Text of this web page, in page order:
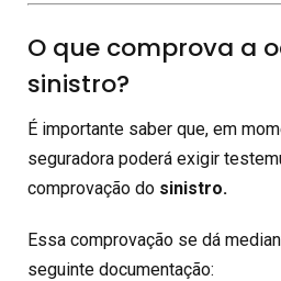
O que comprova a
sinistro?
É importante saber que, em
seguradora poderá exigir
comprovação do sinistro.
Essa comprovação se dá
seguinte documentação: